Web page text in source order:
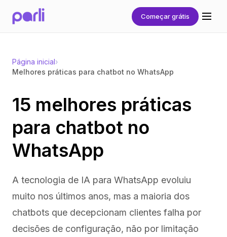
Começar grátis
2026-04-22
Página inicial›
Melhores práticas para chatbot no WhatsApp
15 melhores práticas
para chatbot no
WhatsApp
A tecnologia de IA para WhatsApp evoluiu
muito nos últimos anos, mas a maioria dos
chatbots que decepcionam clientes falha por
decisões de configuração, não por limitação